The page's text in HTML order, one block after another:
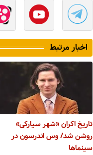
اخبار مرتبط
تاریخ اکران «شهر سیارکی»
روشن شد/ وس اندرسون در
سینماها